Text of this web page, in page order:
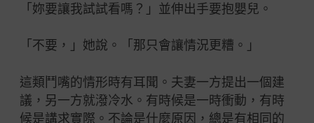
「妳要讓我試試看嗎？」並伸出手要抱嬰兒。
「不要，」她說。「那只會讓情況更糟。」
這類鬥嘴的情形時有耳聞。夫妻一方提出一個建
議，另一方就潑冷水。有時候是一時衝動，有時
候是講求實際。不論是什麼原因，總是有相同的